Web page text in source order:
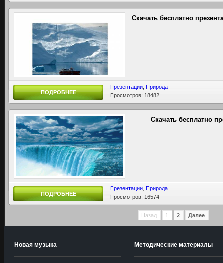
Скачать бесплатно
ПОДРОБНЕЕ
Презентации Природа
Просмотров: 18482
Скачать бесплатно
ПОДРОБНЕЕ
Презентации Природа
Просмотров: 16574
Назад 1 2 Далее
Новая музыка Методические материалы